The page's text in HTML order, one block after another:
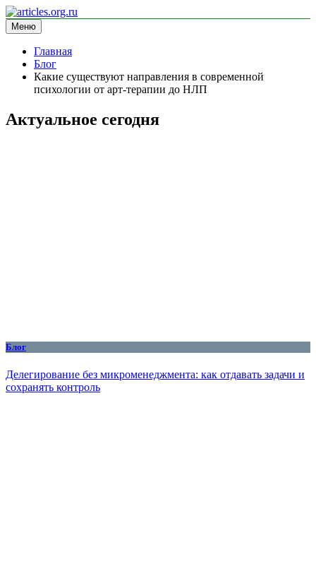
Перейти
к
содержимому
articles.org.ru
информационный сайт
Меню
Главная
Блог
Какие существуют направления в современной
психологии от арт-терапии до НЛП
Актуальное сегодня
Блог
Делегирование без микроменеджмента: как отдавать задачи и
сохранять контроль